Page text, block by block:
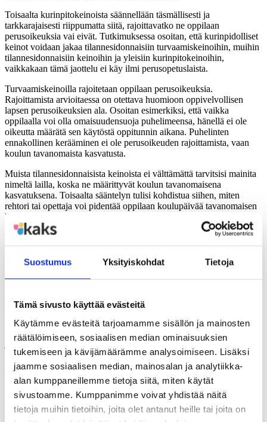
Suostumus Yksityiskohdat Tietoja
Tämä sivusto käyttää evästeitä
Käytämme evästeitä tarjoamamme sisällön ja mainosten
räätälöimiseen, sosiaalisen median ominaisuuksien
tukemiseen ja kävijämäärämme analysoimiseen. Lisäksi
jaamme sosiaalisen median, mainosalan ja analytiikka-
alan kumppaneillemme tietoja siitä, miten käytät
sivustoamme. Kumppanimme voivat yhdistää näitä
tietoja muihin tietoihin, joita olet antanut heille tai joita on
Toisaalta kurinpitokeinoista säännellään täsmällisesti ja
tarkkarajaisesti riippumatta siitä, rajoittavatko ne oppilaan
perusoikeuksia vai eivät. Tutkimuksessa osoitan, että kurinpidolliset
keinot voidaan jakaa tilannesidonnaisiin turvaamiskeinoihin, muihin
tilannesidonnaisiin keinoihin ja yleisiin kurinpitokeinoihin,
vaikkakaan tämä jaottelu ei käy ilmi perusopetuslaista.
Turvaamiskeinoilla rajoitetaan oppilaan perusoikeuksia.
Rajoittamista arvioitaessa on otettava huomioon oppivelvollisen
lapsen perusoikeuksien ala. Osoitan esimerkiksi, että vaikka
oppilaalla voi olla omaisuudensuoja puhelimeensa, hänellä ei ole
oikeutta määrätä sen käytöstä oppitunnin aikana. Puhelinten
ennakollinen kerääminen ei ole perusoikeuden rajoittamista, vaan
koulun tavanomaista kasvatusta.
Muista tilannesidonnaisista keinoista ei välttämättä tarvitsisi mainita
nimeltä lailla, koska ne määrittyvät koulun tavanomaisena
kasvatuksena. Toisaalta sääntelyn tulisi kohdistua siihen, miten
rehtori tai opettaja voi pidentää oppilaan koulupäivää tavanomaisen
kasvatuksen tarkoituksessa.
Yleiset kurinpitokeinot kasvatuskeskustelua lukuun ottamatta
määrittyvät ensisijaisesti hallinnollisina seuraamuksina.Keinot
sisältävätmerkittävää julkisen vallan käyttöä
mutta niiden käyttöä ei
tule tarkastella rikosoikeudellisista lähtökohdista.
siihen liittyvä ristiriita: Vaikka lain mukaan
tulemista tulee tukea eri tavoin,onusean kurinpidollisen keinon
tarkoituksena eristääeli ostrakisoida oppilas muista.
Kurinpitosääntely kohdistetaan aina yksilöön irrallaan ryhmästään,
ja oppilaan velvollisuuksien laiminlyönti on korostuneesti yksilön
kyvyttömyyttä sopeutua koulun järjestykseen.
Lainvalmisteluaineistosta avautuvat
oletukset
ristiriitoineen
utkimuksessani otankantaa siihen, miten lakimuutosten kautta
tehty sääntely täyttää sille asetetut tavoitteet.Kävin
diskurssianalyyttisesti
läpi hallituksen esitykset,